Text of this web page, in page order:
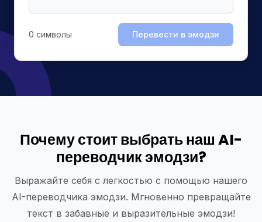
0 символы Перевести в эмодзи
Почему стоит выбрать наш AI-
переводчик эмодзи?
Выражайте себя с легкостью с помощью нашего
AI-переводчика эмодзи. Мгновенно превращайте
текст в забавные и выразительные эмодзи!